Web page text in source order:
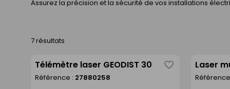
Assurez la précision et la sécurité de vos installations
7 résultats
Télémètre laser GEODIST 30
Référence : 27880258
Enregistrer
comme
Laser